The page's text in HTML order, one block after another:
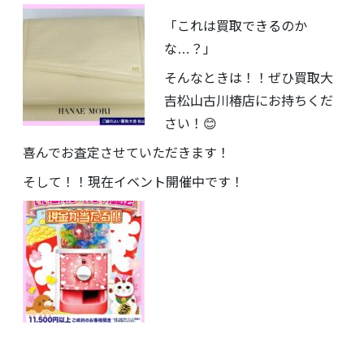
「これは買取できるのか
な…？」
そんなときは！！ぜひ買取大
吉松山古川椿店にお持ちくだ
さい！😊
喜んでお査定させていただきます！
そして！！現在イベント開催中です！